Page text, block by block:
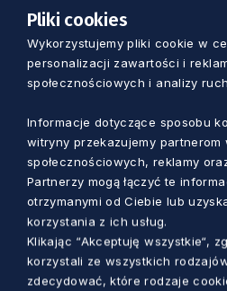
KOMUNIKACJA
wsparciu. „To duża
mieszkańców
Marcin Szumny
Pliki cookies
Wykorzystujemy pliki cookie w
personalizacji zawartości i
społecznościowych i analizy
Informacje dotyczące sposobu
witryny przekazujemy partnerom
społecznościowych, reklamy
Partnerzy mogą łączyć te
otrzymanymi od Ciebie lub
korzystania z ich usług.
Klikając “Akceptuję wszystkie“,
korzystali ze wszystkich
zdecydować, które rodzaje